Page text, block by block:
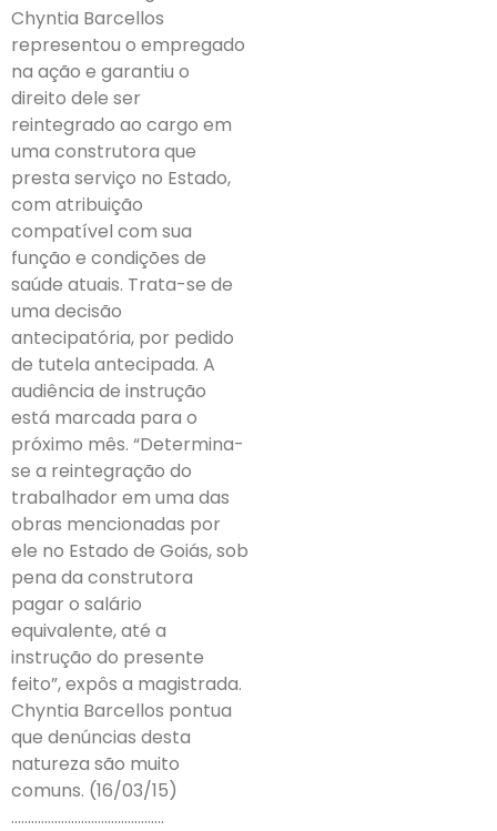
Chyntia Barcellos
representou o empregado
na ação e garantiu o
direito dele ser
reintegrado ao cargo em
uma construtora que
presta serviço no Estado,
com atribuição
compatível com sua
função e condições de
saúde atuais. Trata-se de
uma decisão
antecipatória, por pedido
de tutela antecipada. A
audiência de instrução
está marcada para o
próximo mês. “Determina-
se a reintegração do
trabalhador em uma das
obras mencionadas por
ele no Estado de Goiás, sob
pena da construtora
pagar o salário
equivalente, até a
instrução do presente
feito”, expôs a magistrada.
Chyntia Barcellos pontua
que denúncias desta
natureza são muito
comuns. (16/03/15)
……………………………………….